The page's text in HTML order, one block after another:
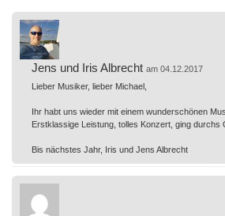
Jens und Iris Albrecht am 04.12.2017
Lieber Musiker, lieber Michael,
Ihr habt uns wieder mit einem wunderschönen
Erstklassige Leistung, tolles Konzert, ging durchs
Bis nächstes Jahr, Iris und Jens Albrecht